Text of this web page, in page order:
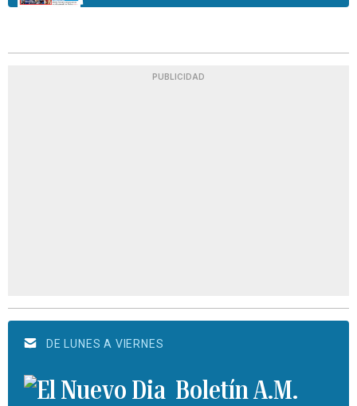
PUBLICIDAD
DE LUNES A VIERNES
Boletín A.M.